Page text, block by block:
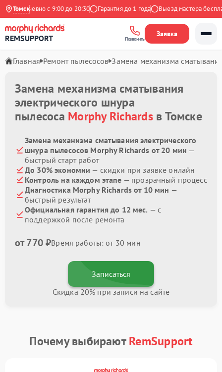
Томск
Ежедневно с 9:00 до 20:30 Гарантия до 1 года Выезд мастера
REMSUPPORT Позвонить
Заявка
Главная Ремонт пылесосов Замена механизма
Замена механизма сматывания
электрического шнура
пылесоса Morphy Richardsв Томске
Замена механизма сматывания электрического
шнура пылесосов Morphy Richards от 20 мин —
быстрый старт работ
До 30% экономии — скидки при заявке онлайн
Контроль на каждом этапе — прозрачный процесс
Диагностика Morphy Richards от 10 мин —
быстрый результат
Официальная гарантия до 12 мес. — с
поддержкой после ремонта
от 770 ₽Время работы: от 30 мин
Записаться
Скидка 20% при записи на сайте
Почему выбираютRemSupport